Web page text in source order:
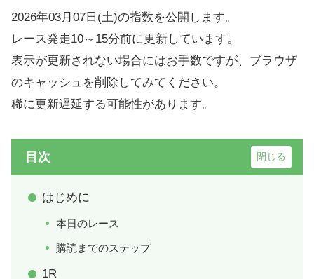
2026年03月07日(土)の指数を公開します。
レース発走10～15分前に更新しています。
表示が更新されない場合にはお手数ですが、ブラウザ
のキャッシュを削除してみてください。
稀に更新遅延する可能性があります。
目次
はじめに
本日のレース
購読までのステップ
1R